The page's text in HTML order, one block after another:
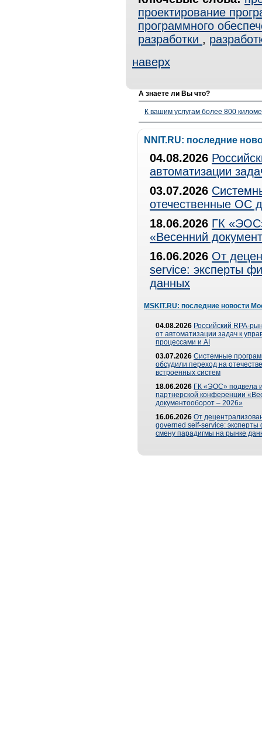
проектирование
программного
разработки ,
наверх
А знаете ли Вы что?
К вашим услугам более 800
NNIT.RU: последние
04.08.2026
автоматизации
03.07.2026
отечественные ОС
18.06.2026 ГК
«Весенний
16.06.2026 От
service: эксперты
данных
MSKIT.RU: последние новости
04.08.2026 Российский RPA-
от автоматизации задач к
процессами и AI
03.07.2026 Системные
обсудили переход на
встроенных систем
18.06.2026 ГК «ЭОС» подвела
партнерской конференции
документооборот – 2026»
16.06.2026 От
governed self-service: эксперты
смену парадигмы на рынке